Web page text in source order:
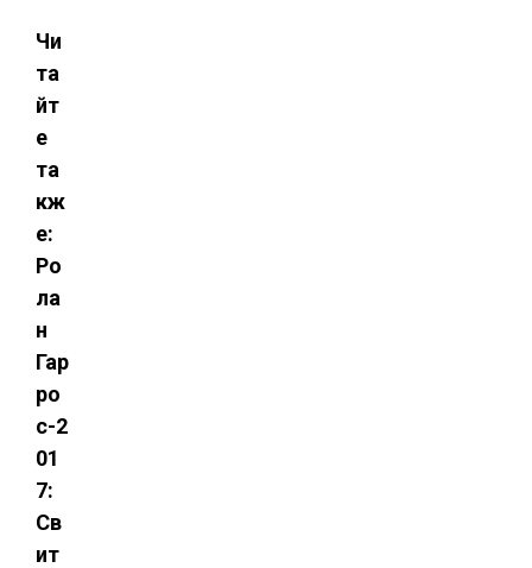
Чи
та
йт
е
та
кж
е:
Ро
ла
н
Гар
ро
с-2
01
7:
Св
ит